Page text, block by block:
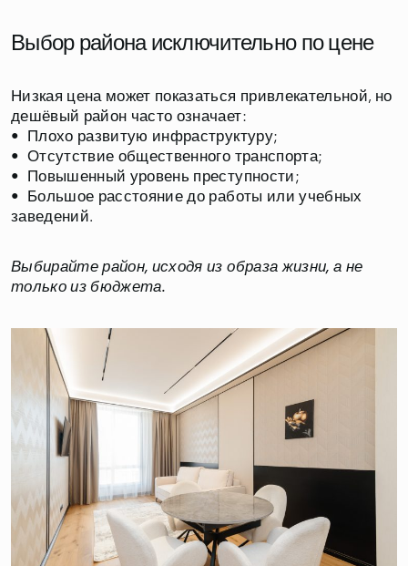
Выбор района исключительно по цене
Низкая цена может показаться привлекательной, но
дешёвый район часто означает:
• Плохо развитую инфраструктуру;
• Отсутствие общественного транспорта;
• Повышенный уровень преступности;
• Большое расстояние до работы или учебных
заведений.
Выбирайте район, исходя из образа жизни, а не
только из бюджета.